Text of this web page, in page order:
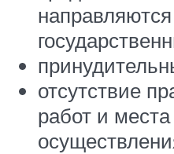
отсутствие
работ и